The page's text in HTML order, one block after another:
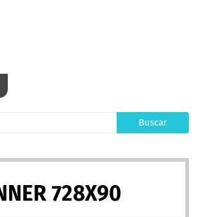
728X90